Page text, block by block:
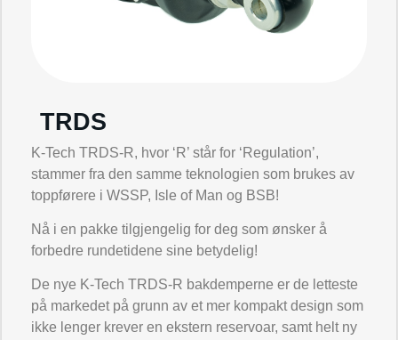
TRDS
K-Tech TRDS-R, hvor ‘R’ står for ‘Regulation’,
stammer fra den samme teknologien som brukes av
toppførere i WSSP, Isle of Man og BSB!
Nå i en pakke tilgjengelig for deg som ønsker å
forbedre rundetidene sine betydelig!
De nye K-Tech TRDS-R bakdemperne er de letteste
på markedet på grunn av et mer kompakt design som
ikke lenger krever en ekstern reservoar, samt helt ny